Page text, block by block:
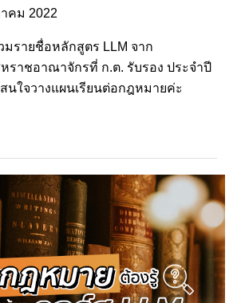
คม 2022
มรายชื่อหลักสูตร LLM จาก
ราชอาณาจักรที่ ก.ต. รับรอง ประจำปี
นใจวางแผนเรียนต่อกฎหมายค่ะ